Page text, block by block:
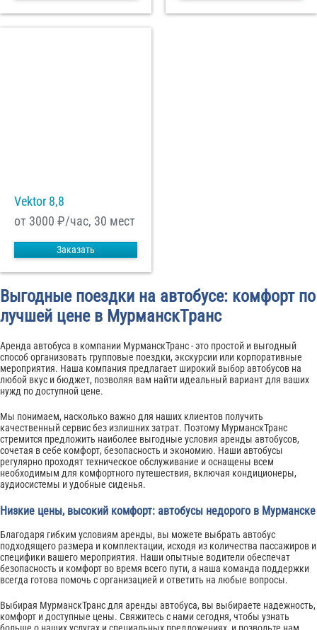
Vektor 8,8
от 3000 ₽/час, 30 мест
Заказать
Выгодные поездки на автобусе: комфорт по
лучшей цене в МурманскТранс
Аренда автобуса в компании МурманскТранс - это простой и выгодный
способ организовать групповые поездки, экскурсии или корпоративные
мероприятия. Наша компания предлагает широкий выбор автобусов на
любой вкус и бюджет, позволяя вам найти идеальный вариант для ваших
нужд по доступной цене.
Мы понимаем, насколько важно для наших клиентов получить
качественный сервис без излишних затрат. Поэтому МурманскТранс
стремится предложить наиболее выгодные условия аренды автобусов,
сочетая в себе комфорт, безопасность и экономию. Наши автобусы
регулярно проходят техническое обслуживание и оснащены всем
необходимым для комфортного путешествия, включая кондиционеры,
аудиосистемы и удобные сиденья.
Низкие цены, высокий комфорт: автобусы недорого в Мурманске
Благодаря гибким условиям аренды, вы можете выбрать автобус
подходящего размера и комплектации, исходя из количества пассажиров и
специфики вашего мероприятия. Наши опытные водители обеспечат
безопасность и комфорт во время всего пути, а наша команда поддержки
всегда готова помочь с организацией и ответить на любые вопросы.
Выбирая МурманскТранс для аренды автобуса, вы выбираете надежность,
комфорт и доступные цены. Свяжитесь с нами сегодня, чтобы узнать